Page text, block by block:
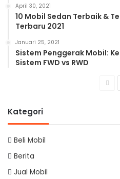
April 30, 2021
10 Mobil Sedan Terbaik &
Terbaru 2021
Januari 25, 2021
Sistem Penggerak Mobil:
Sistem FWD vs RWD
Kategori
Beli Mobil
Berita
Jual Mobil